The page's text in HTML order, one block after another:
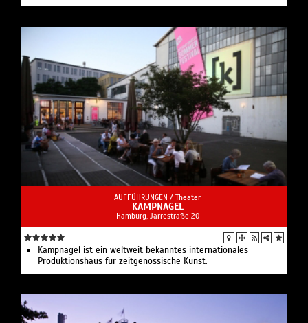
AUFFÜHRUNGEN / Theater
KAMPNAGEL
Hamburg, Jarrestraße 20
Kampnagel ist ein weltweit bekanntes internationales
Produktionshaus für zeitgenössische Kunst.